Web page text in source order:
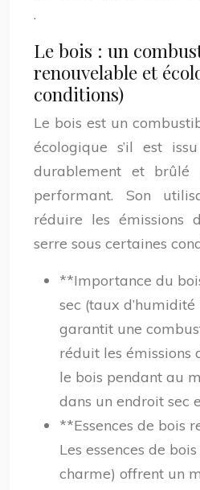
.
Le bois : un
renouvelable et
conditions)
Le bois est un
écologique s’il est
durablement et brûlé
performant. Son
réduire les
serre sous certaines
**Importance du
sec (taux
garantit une
réduit les émissions
le bois pendant au
dans un endroit sec
**Essences de bois
Les essences de
charme) offrent un